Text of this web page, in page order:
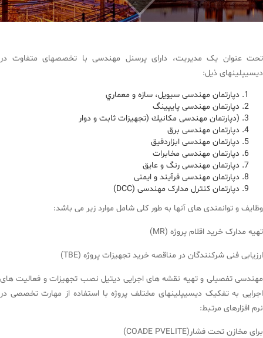
تحت عنوان یک مدیریت، دارای پرسنل مهندسی با تخصصهای متفاوت در
دیسیپلینهای ذیل:
دپارتمان مهندسی سيويل، سازه و معماري
دپارتمان مهندسی پایپینگ
(دپارتمان مهندسی مكانيك (تجهیزات ثابت و دوار
دپارتمان مهندسی برق
دپارتمان مهندسی ابزاردقیق
دپارتمان مهندسی مخابرات
دپارتمان مهندسی رنگ و عایق
دپارتمان مهندسی فرآیند و ایمنی
دپارتمان کنترل مدارک مهندسی (DCC)
وظایف و توانمندی های آنها به طور کلی شامل موارد زیر می باشد:
تهیه مدارک خرید اقلام پروژه (MR)
ارزیابی فنی شرکنندگان در مناقصه خرید تجهیزات پروژه (TBE)
مهندسی تفصیلی و تهیه نقشه های اجرایی دیتیل نصب تجهیزات و فعالیت های
اجرایی به تفکیک دیسیپلینهای مختلف پروژه با استفاده از مهارت تخصصی در
نرم افزارهای مرتبط:
برای مخازن تحت فشار(COADE PVELITE)